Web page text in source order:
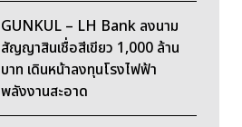
GUNKUL – LH Bank ลงนาม
สัญญาสินเชื่อสีเขียว 1,000 ล้าน
บาท เดินหน้าลงทุนโรงไฟฟ้า
พลังงานสะอาด